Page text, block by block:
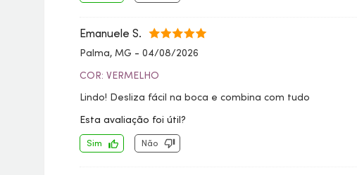
Emanuele S.
Palma, MG - 04/08/2026
COR: VERMELHO
Lindo! Desliza fácil na boca e combina com tudo
Esta avaliação foi útil?
Sim Não